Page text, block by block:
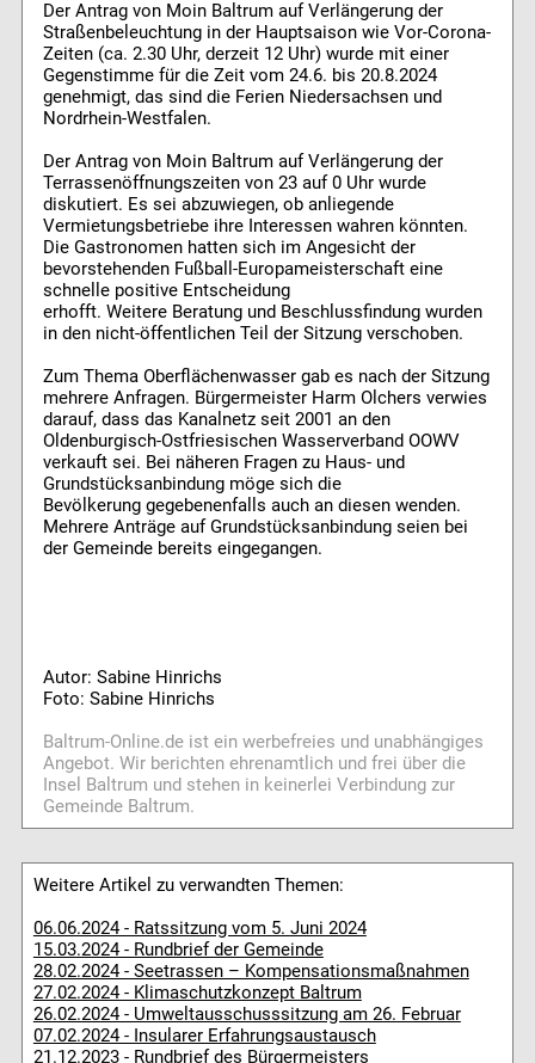
Der Antrag von Moin Baltrum auf Verlängerung der
Straßenbeleuchtung in der Hauptsaison wie Vor-Corona-
Zeiten (ca. 2.30 Uhr, derzeit 12 Uhr) wurde mit einer
Gegenstimme für die Zeit vom 24.6. bis 20.8.2024
genehmigt, das sind die Ferien Niedersachsen und
Nordrhein-Westfalen.
Der Antrag von Moin Baltrum auf Verlängerung der
Terrassenöffnungszeiten von 23 auf 0 Uhr wurde
diskutiert. Es sei abzuwiegen, ob anliegende
Vermietungsbetriebe ihre Interessen wahren könnten.
Die Gastronomen hatten sich im Angesicht der
bevorstehenden Fußball-Europameisterschaft eine
schnelle positive Entscheidung
erhofft. Weitere Beratung und Beschlussfindung wurden
in den nicht-öffentlichen Teil der Sitzung verschoben.
Zum Thema Oberflächenwasser gab es nach der Sitzung
mehrere Anfragen. Bürgermeister Harm Olchers verwies
darauf, dass das Kanalnetz seit 2001 an den
Oldenburgisch-Ostfriesischen Wasserverband OOWV
verkauft sei. Bei näheren Fragen zu Haus- und
Grundstücksanbindung möge sich die
Bevölkerung gegebenenfalls auch an diesen wenden.
Mehrere Anträge auf Grundstücksanbindung seien bei
der Gemeinde bereits eingegangen.
Autor: Sabine Hinrichs
Foto: Sabine Hinrichs
Baltrum-Online.de ist ein werbefreies und unabhängiges
Angebot. Wir berichten ehrenamtlich und frei über die
Insel Baltrum und stehen in keinerlei Verbindung zur
Gemeinde Baltrum.
Weitere Artikel zu verwandten Themen:
06.06.2024 - Ratssitzung vom 5. Juni 2024
15.03.2024 - Rundbrief der Gemeinde
28.02.2024 - Seetrassen – Kompensationsmaßnahmen
27.02.2024 - Klimaschutzkonzept Baltrum
26.02.2024 - Umweltausschusssitzung am 26. Februar
07.02.2024 - Insularer Erfahrungsaustausch
21.12.2023 - Rundbrief des Bürgermeisters